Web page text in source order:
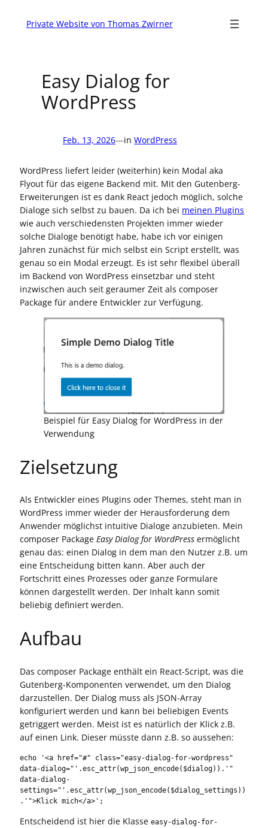
InhaltPrivate Website von Thomas Zwirner
Easy Dialog for
WordPress
Feb. 13, 2026—in WordPress
WordPress liefert leider (weiterhin) kein Modal aka
Flyout für das eigene Backend mit. Mit den Gutenberg-
Erweiterungen ist es dank React jedoch möglich, solche
Dialoge sich selbst zu bauen. Da ich bei meinen Plugins
wie auch verschiedensten Projekten immer wieder
solche Dialoge benötigt habe, habe ich vor einigen
Jahren zunächst für mich selbst ein Script erstellt, was
genau so ein Modal erzeugt. Es ist sehr flexibel überall
im Backend von WordPress einsetzbar und steht
inzwischen auch seit geraumer Zeit als composer
Package für andere Entwickler zur Verfügung.
Beispiel für Easy Dialog for WordPress in der
Verwendung
Zielsetzung
Als Entwickler eines Plugins oder Themes, steht man in
WordPress immer wieder der Herausforderung dem
Anwender möglichst intuitive Dialoge anzubieten. Mein
composer PackageEasy Dialog for WordPress ermöglicht
genau das: einen Dialog in dem man den Nutzer z.B. um
eine Entscheidung bitten kann. Aber auch der
Fortschritt eines Prozesses oder ganze Formulare
können dargestellt werden. Der Inhalt kann somit
beliebig definiert werden.
Aufbau
Das composer Package enthält ein React-Script, was die
Gutenberg-Komponenten verwendet, um den Dialog
darzustellen. Der Dialog muss als JSON-Array
konfiguriert werden und kann bei beliebigen Events
getriggert werden. Meist ist es natürlich der Klick z.B.
auf einen Link. Dieser müsste dann z.B. so aussehen:
echo '<a href="#" class="easy-dialog-for-wordpress"
data-dialog="'.esc_attr(wp_json_encode($dialog)).'"
data-dialog-
settings="'.esc_attr(wp_json_encode($dialog_settings))
.'">Klick mich</a>';
Entscheidend ist hier die Klasseeasy-dialog-for-